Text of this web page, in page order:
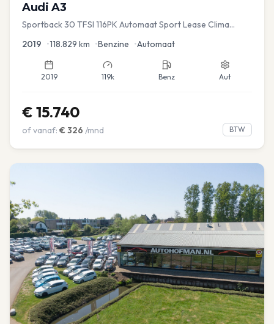
Audi A3
Sportback 30 TFSI 116PK Automaat Sport Lease Clima
2019 •118.829 km •Benzine •Automaat
2019 119k Benz Aut
€ 15.740
of vanaf: € 326 /mnd BTW